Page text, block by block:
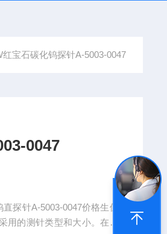
宝石碳化钨探针A-5003-0047
0047
探针A-5003-0047价格生位
的测针类型和大小。在所